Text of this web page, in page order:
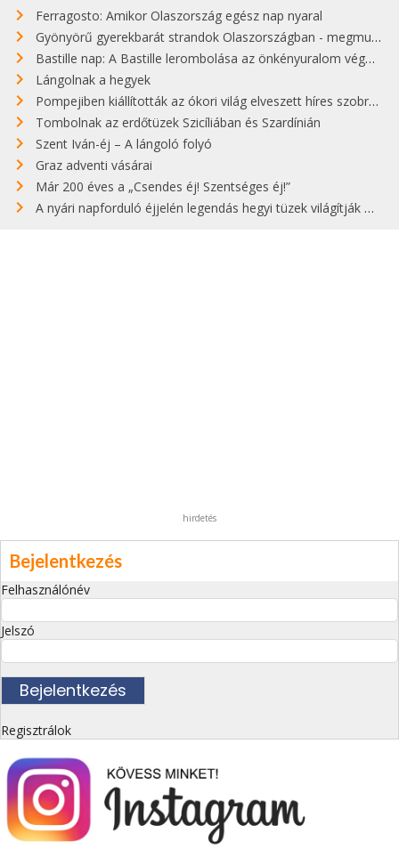
Ferragosto: Amikor Olaszország egész nap nyaral
Gyönyörű gyerekbarát strandok Olaszországban - megmutatjuk a 15 legjobbat
Bastille nap: A Bastille lerombolása az önkényuralom végét jelentette
Lángolnak a hegyek
Pompejiben kiállították az ókori világ elveszett híres szobrának másolatát
Tombolnak az erdőtüzek Szicíliában és Szardínián
Szent Iván-éj – A lángoló folyó
Graz adventi vásárai
Már 200 éves a „Csendes éj! Szentséges éj!”
A nyári napforduló éjjelén legendás hegyi tüzek világítják meg Zugspitzét
hirdetés
Bejelentkezés
Felhasználónév
Jelszó
Regisztrálok